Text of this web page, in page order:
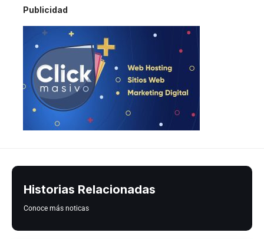
Publicidad
Historias Relacionadas
Conoce más noticas